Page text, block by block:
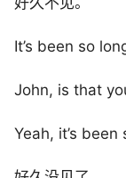
It’s been so
John, is that
Yeah, it’s been